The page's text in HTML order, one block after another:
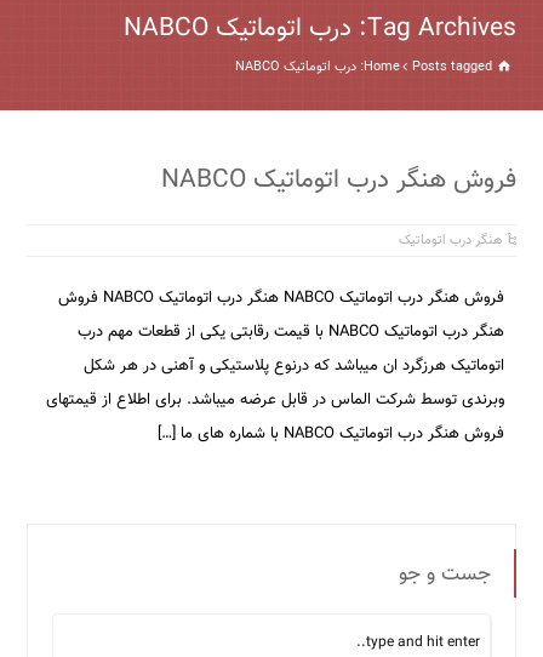
Tag Archives: درب اتوماتیک NABCO
Home Posts tagged: درب اتوماتیک NABCO
فروش هنگر درب اتوماتیک NABCO
هنگر درب اتوماتیک
فروش هنگر درب اتوماتیک NABCO هنگر درب اتوماتیک NABCO فروش
هنگر درب اتوماتیک NABCO با قیمت رقابتی یکی از قطعات مهم درب
اتوماتیک هرزگرد ان میباشد که درنوع پلاستیکی و آهنی در هر شکل
وبرندی توسط شرکت الماس در قابل عرضه میباشد. برای اطلاع از قیمتهای
فروش هنگر درب اتوماتیک NABCO با شماره های ما […]
جست و جو